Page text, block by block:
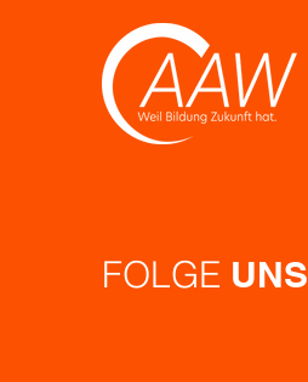
FOLGE UNS